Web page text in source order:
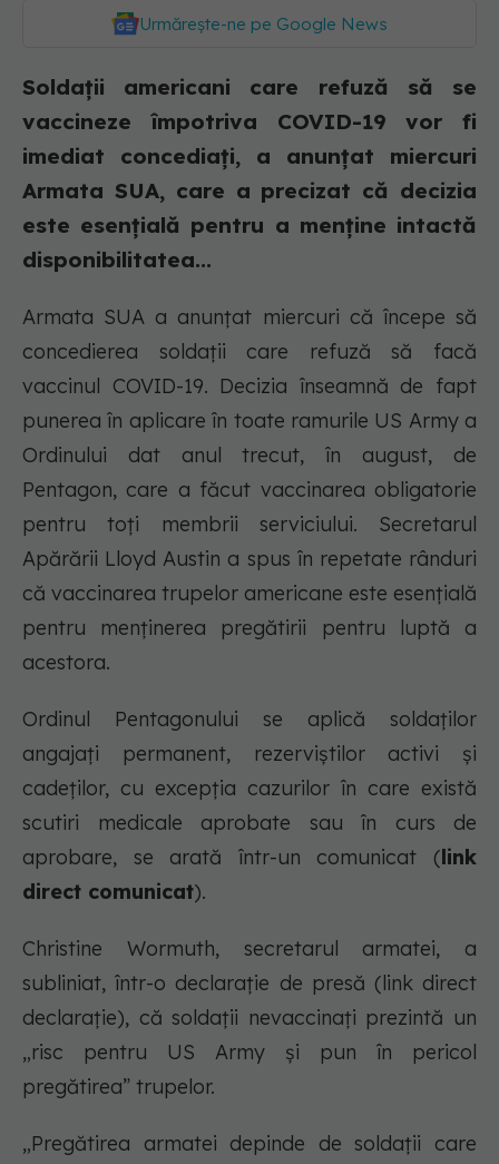
Urmărește-ne pe Google News
Soldații americani care refuză să se
vaccineze împotriva COVID-19 vor fi
imediat concediați, a anunțat miercuri
Armata SUA, care a precizat că decizia
este esențială pentru a menține intactă
disponibilitatea...
Armata SUA a anunțat miercuri că începe să
concedierea soldații care refuză să facă
vaccinul COVID-19. Decizia înseamnă de fapt
punerea în aplicare în toate ramurile US Army a
Ordinului dat anul trecut, în august, de
Pentagon, care a făcut vaccinarea obligatorie
pentru toți membrii serviciului. Secretarul
Apărării Lloyd Austin a spus în repetate rânduri
că vaccinarea trupelor americane este esențială
pentru menținerea pregătirii pentru luptă a
acestora.
Ordinul Pentagonului se aplică soldaților
angajați permanent, rezerviștilor activi și
cadeților, cu excepția cazurilor în care există
scutiri medicale aprobate sau în curs de
aprobare, se arată într-un comunicat (link
direct comunicat).
Christine Wormuth, secretarul armatei, a
subliniat, într-o declarație de presă (link direct
declarație), că soldații nevaccinați prezintă un
„risc pentru US Army și pun în pericol
pregătirea” trupelor.
„Pregătirea armatei depinde de soldații care